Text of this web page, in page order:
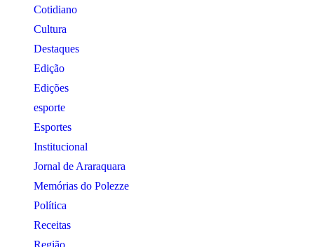
Cotidiano
Cultura
Destaques
Edição
Edições
esporte
Esportes
Institucional
Jornal de Araraquara
Memórias do Polezze
Política
Receitas